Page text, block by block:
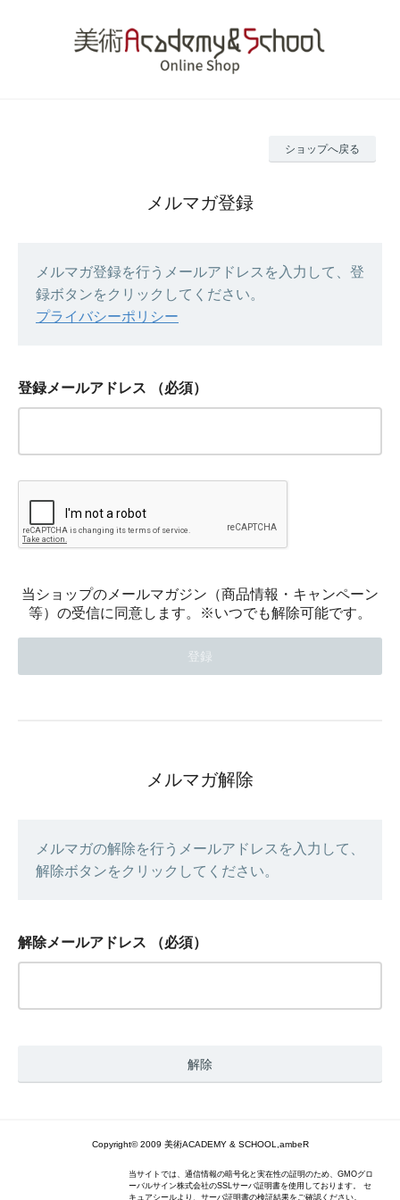
ショップへ戻る
メルマガ登録
メルマガ登録を行うメールアドレスを入力して、登
録ボタンをクリックしてください。
プライバシーポリシー
登録メールアドレス （必須）
当ショップのメールマガジン（商品情報・キャンペーン
等）の受信に同意します。※いつでも解除可能です。
メルマガ解除
メルマガの解除を行うメールアドレスを入力して、
解除ボタンをクリックしてください。
解除メールアドレス （必須）
Copyright© 2009 美術ACADEMY & SCHOOL,ambeR
当サイトでは、通信情報の暗号化と実在性の証明のため、GMOグロ
ーバルサイン株式会社のSSLサーバ証明書を使用しております。 セ
キュアシールより、サーバ証明書の検証結果をご確認ください。